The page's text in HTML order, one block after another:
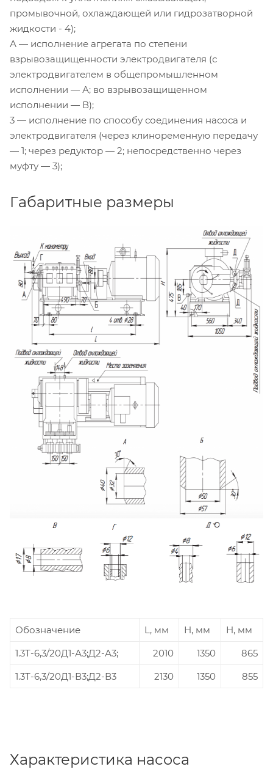
промывочной, охлаждающей или гидрозатворной
жидкости - 4);
А — исполнение агрегата по степени
взрывозащищенности электродвигателя (с
электродвигателем в общепромышленном
исполнении — А; во взрывозащищенном
исполнении — В);
3 — исполнение по способу соединения насоса и
электродвигателя (через клиноременную передачу
— 1; через редуктор — 2; непосредственно через
муфту — 3);
Габаритные размеры
Обозначение L, мм Н, мм
Н, мм
1.3Т-6,3/20Д1-А3;Д2-А3;
2010 1350
865
1.3Т-6,3/20Д1-В3;Д2-В3
2130 1350 855
Характеристика насоса